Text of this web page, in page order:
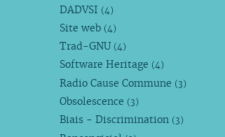
DADVSI (4)
Site web (4)
Trad-GNU (4)
Software Heritage (4)
Radio Cause Commune (3)
Obsolescence (3)
Biais - Discrimination (3)